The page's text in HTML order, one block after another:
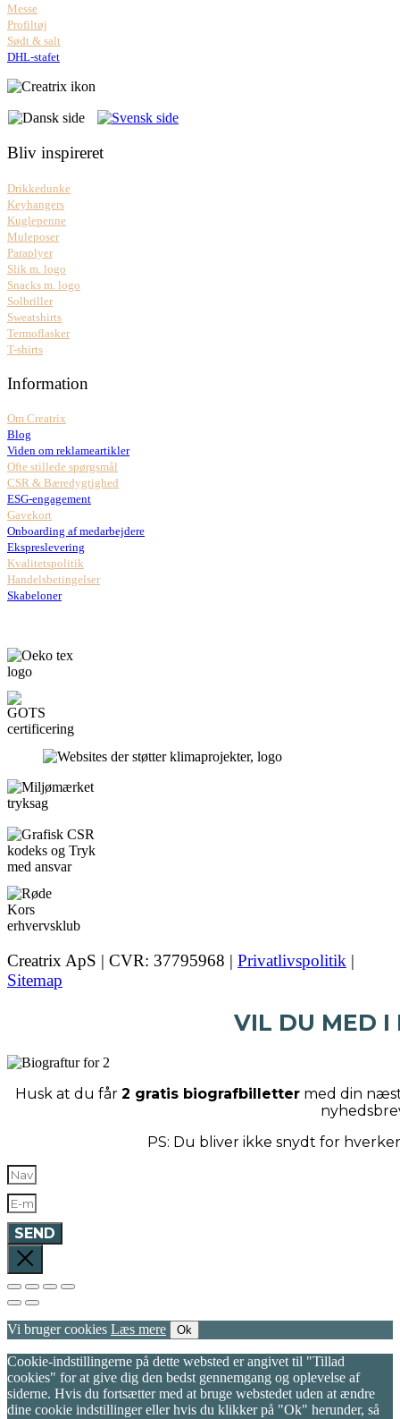
Messe
Profiltøj
Sødt & salt
DHL-stafet
Bliv inspireret
Drikkedunke
Keyhangers
Kuglepenne
Muleposer
Paraplyer
Slik m. logo
Snacks m. logo
Solbriller
Sweatshirts
Termoflasker
T-shirts
Information
Om Creatrix
Blog
Viden om reklameartikler
Ofte stillede spørgsmål
CSR & Bæredygtighed
ESG-engagement
Gavekort
Onboarding af medarbejdere
Ekspreslevering
Kvalitetspolitik
Handelsbetingelser
Skabeloner
Creatrix ApS | CVR: 37795968 | Privatlivspolitik |
Sitemap
VIL DU MED I
Husk at du får 2 gratis biografbillettermed din
PS: Du bliver ikke snydt for
SEND
Vi bruger cookies Læs mere Ok
Cookie-indstillingerne på dette websted er angivet til "Tillad
cookies" for at give dig den bedst gennemgang og oplevelse af
siderne. Hvis du fortsætter med at bruge webstedet uden at ændre
dine cookie indstillinger eller hvis du klikker på "Ok" herunder, så